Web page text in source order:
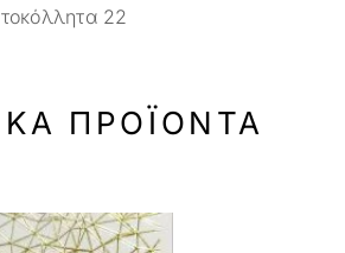
22
ΠΡΟΪΌΝΤΑ